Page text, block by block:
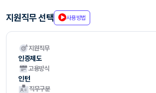
지원직무 선택 사용방법
지원직무
인증제도
고용방식
인턴
직무구분